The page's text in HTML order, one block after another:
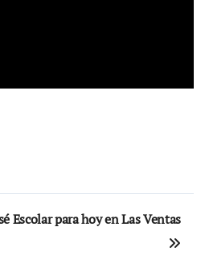
Escolar para hoy en Las Ventas